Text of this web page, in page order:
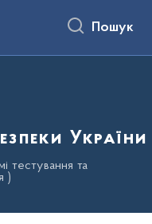
Пошук
України
тестування та
)